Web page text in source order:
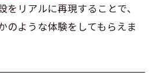
をリアルに再現することで、
のような体験をしてもらえま